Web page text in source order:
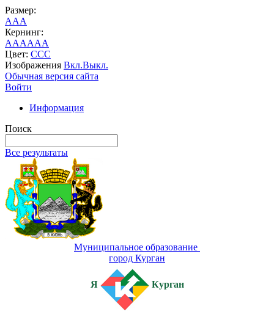
Размер:
AAA
Кернинг:
AAAAAA
Цвет: CCC
Изображения Вкл.Выкл.
Обычная версия сайта
Войти
Информация
Поиск
Все результаты
Муниципальное образование
город Курган
Я Курган